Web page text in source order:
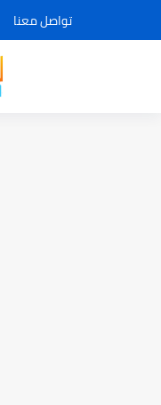
تواصل معنا